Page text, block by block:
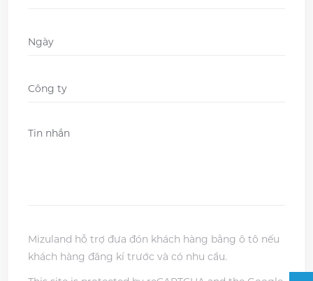
Ngày
YYYY
Company
Message
Mizuland hỗ trợ đưa đón khách hàng bằng ô tô nếu
khách hàng đăng kí trước và có nhu cầu.